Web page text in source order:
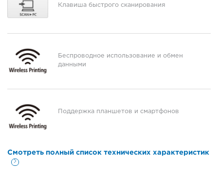
Клавиша быстрого сканирования
Беспроводное использование и обмен
данными
Поддержка планшетов и смартфонов
Смотреть полный список технических характеристик